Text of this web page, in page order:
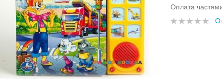
Оплата